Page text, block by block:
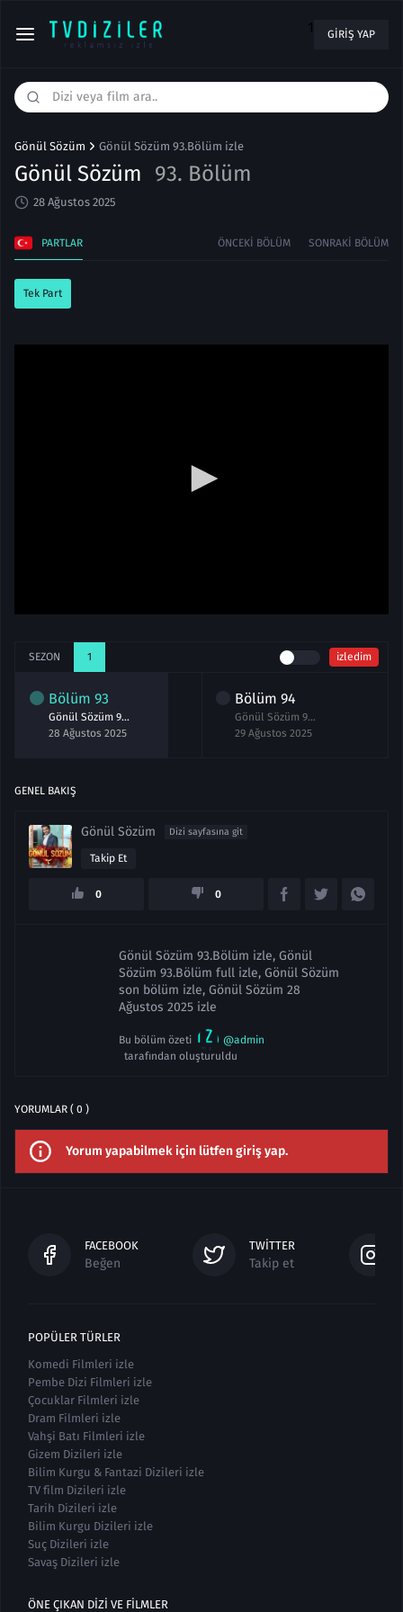
1 GIRIŞ YAP
Gönül Sözüm Gönül Sözüm 93.Bölüm izle
Gönül Sözüm 93. Bölüm
28 Ağustos 2025
PARTLAR ÖNCEKI BÖLÜM SONRAKI BÖLÜM
Tek Part
SEZON 1 izledim
Bölüm 93
Gönül Sözüm 93.Bölüm izle
28 Ağustos 2025
Bölüm 94
Gönül Sözüm 94.Bölüm izle
29 Ağustos 2025
GENEL BAKIŞ
Gönül Sözüm Dizi sayfasına git
Takip Et
0 0
Gönül Sözüm 93.Bölüm izle, Gönül
Sözüm 93.Bölüm full izle, Gönül Sözüm
son bölüm izle, Gönül Sözüm 28
Ağustos 2025 izle
Bu bölüm özeti
@admin
tarafından oluşturuldu
YORUMLAR ( 0 )
Yorum yapabilmek için lütfen giriş yap.
FACEBOOK
Beğen
TWITTER
Takip et
POPÜLER TÜRLER
Komedi Filmleri izle
Pembe Dizi Filmleri izle
Çocuklar Filmleri izle
Dram Filmleri izle
Vahşi Batı Filmleri izle
Gizem Dizileri izle
Bilim Kurgu & Fantazi Dizileri izle
TV film Dizileri izle
Tarih Dizileri izle
Bilim Kurgu Dizileri izle
Suç Dizileri izle
Savaş Dizileri izle
ÖNE ÇIKAN DIZI VE FILMLER